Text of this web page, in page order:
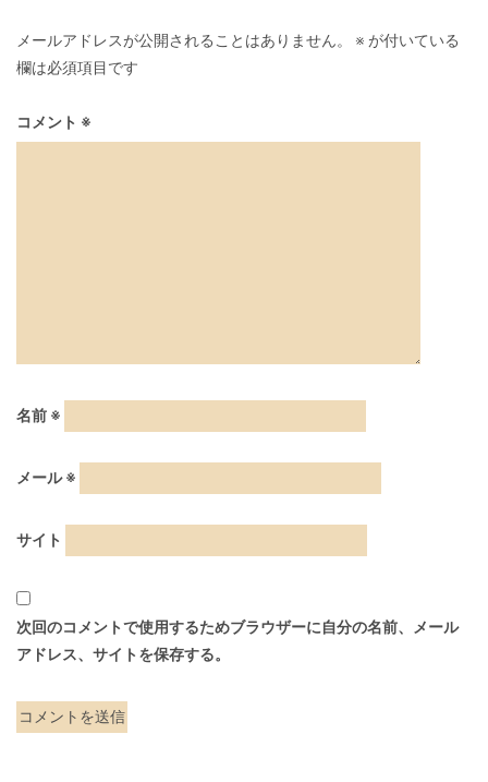
メールアドレスが公開されることはありません。 ※ が付いている
欄は必須項目です
コメント ※
名前 ※
メール※
サイト
次回のコメントで使用するためブラウザーに自分の名前、メール
アドレス、サイトを保存する。